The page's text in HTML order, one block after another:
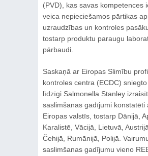
(PVD), kas savas kompetences
veica nepieciešamos pārtikas
uzraudzības un kontroles
tostarp produktu paraugu
pārbaudi.
Saskaņā ar Eiropas Slimību
kontroles centra (ECDC)
līdzīgi Salmonella Stanley
saslimšanas gadījumi konstatēti
Eiropas valstīs, tostarp Dānijā,
Karalistē, Vācijā, Lietuvā,
Čehijā, Rumānijā, Polijā.
saslimšanas gadījumu vieno